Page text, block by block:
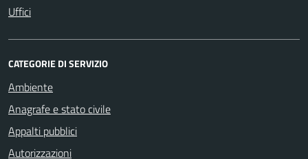
Uffici
CATEGORIE DI SERVIZIO
Ambiente
Anagrafe e stato civile
Appalti pubblici
Autorizzazioni